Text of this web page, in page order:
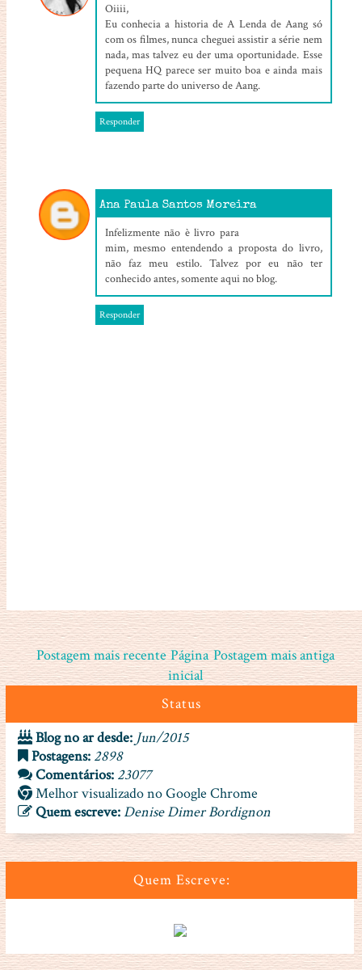
Oiiii,
Eu conhecia a historia de A Lenda de Aang só
com os filmes, nunca cheguei assistir a série nem
nada, mas talvez eu der uma oportunidade. Esse
pequena HQ parece ser muito boa e ainda mais
fazendo parte do universo de Aang.
Responder
Ana Paula Santos Moreira
Infelizmente não è livro para
mim, mesmo entendendo a proposta do livro,
não faz meu estilo. Talvez por eu não ter
conhecido antes, somente aqui no blog.
Responder
Postagem mais recente Postagem mais antiga
Página
inicial
Status
Blog no ar desde: Jun/2015
Postagens: 2898
Comentários: 23077
Melhor visualizado no Google Chrome
Quem escreve:Denise Dimer Bordignon
Quem Escreve: